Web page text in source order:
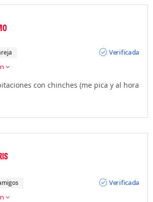
Verificada
con chinches (me pica y al hora
Verificada